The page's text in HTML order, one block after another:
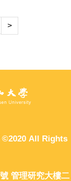
>
All Rights
理研究大樓二